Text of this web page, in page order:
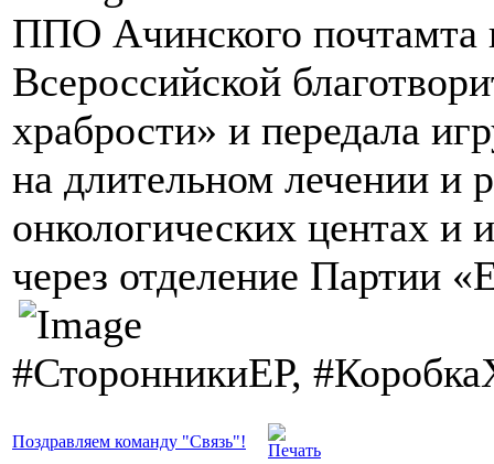
ППО Ачинского почтамта
Всероссийской
храбрости» и передала
на длительном лечении и
онкологических центах
через отделение Партии
#СторонникиЕР,
Поздравляем команду "Связь"!